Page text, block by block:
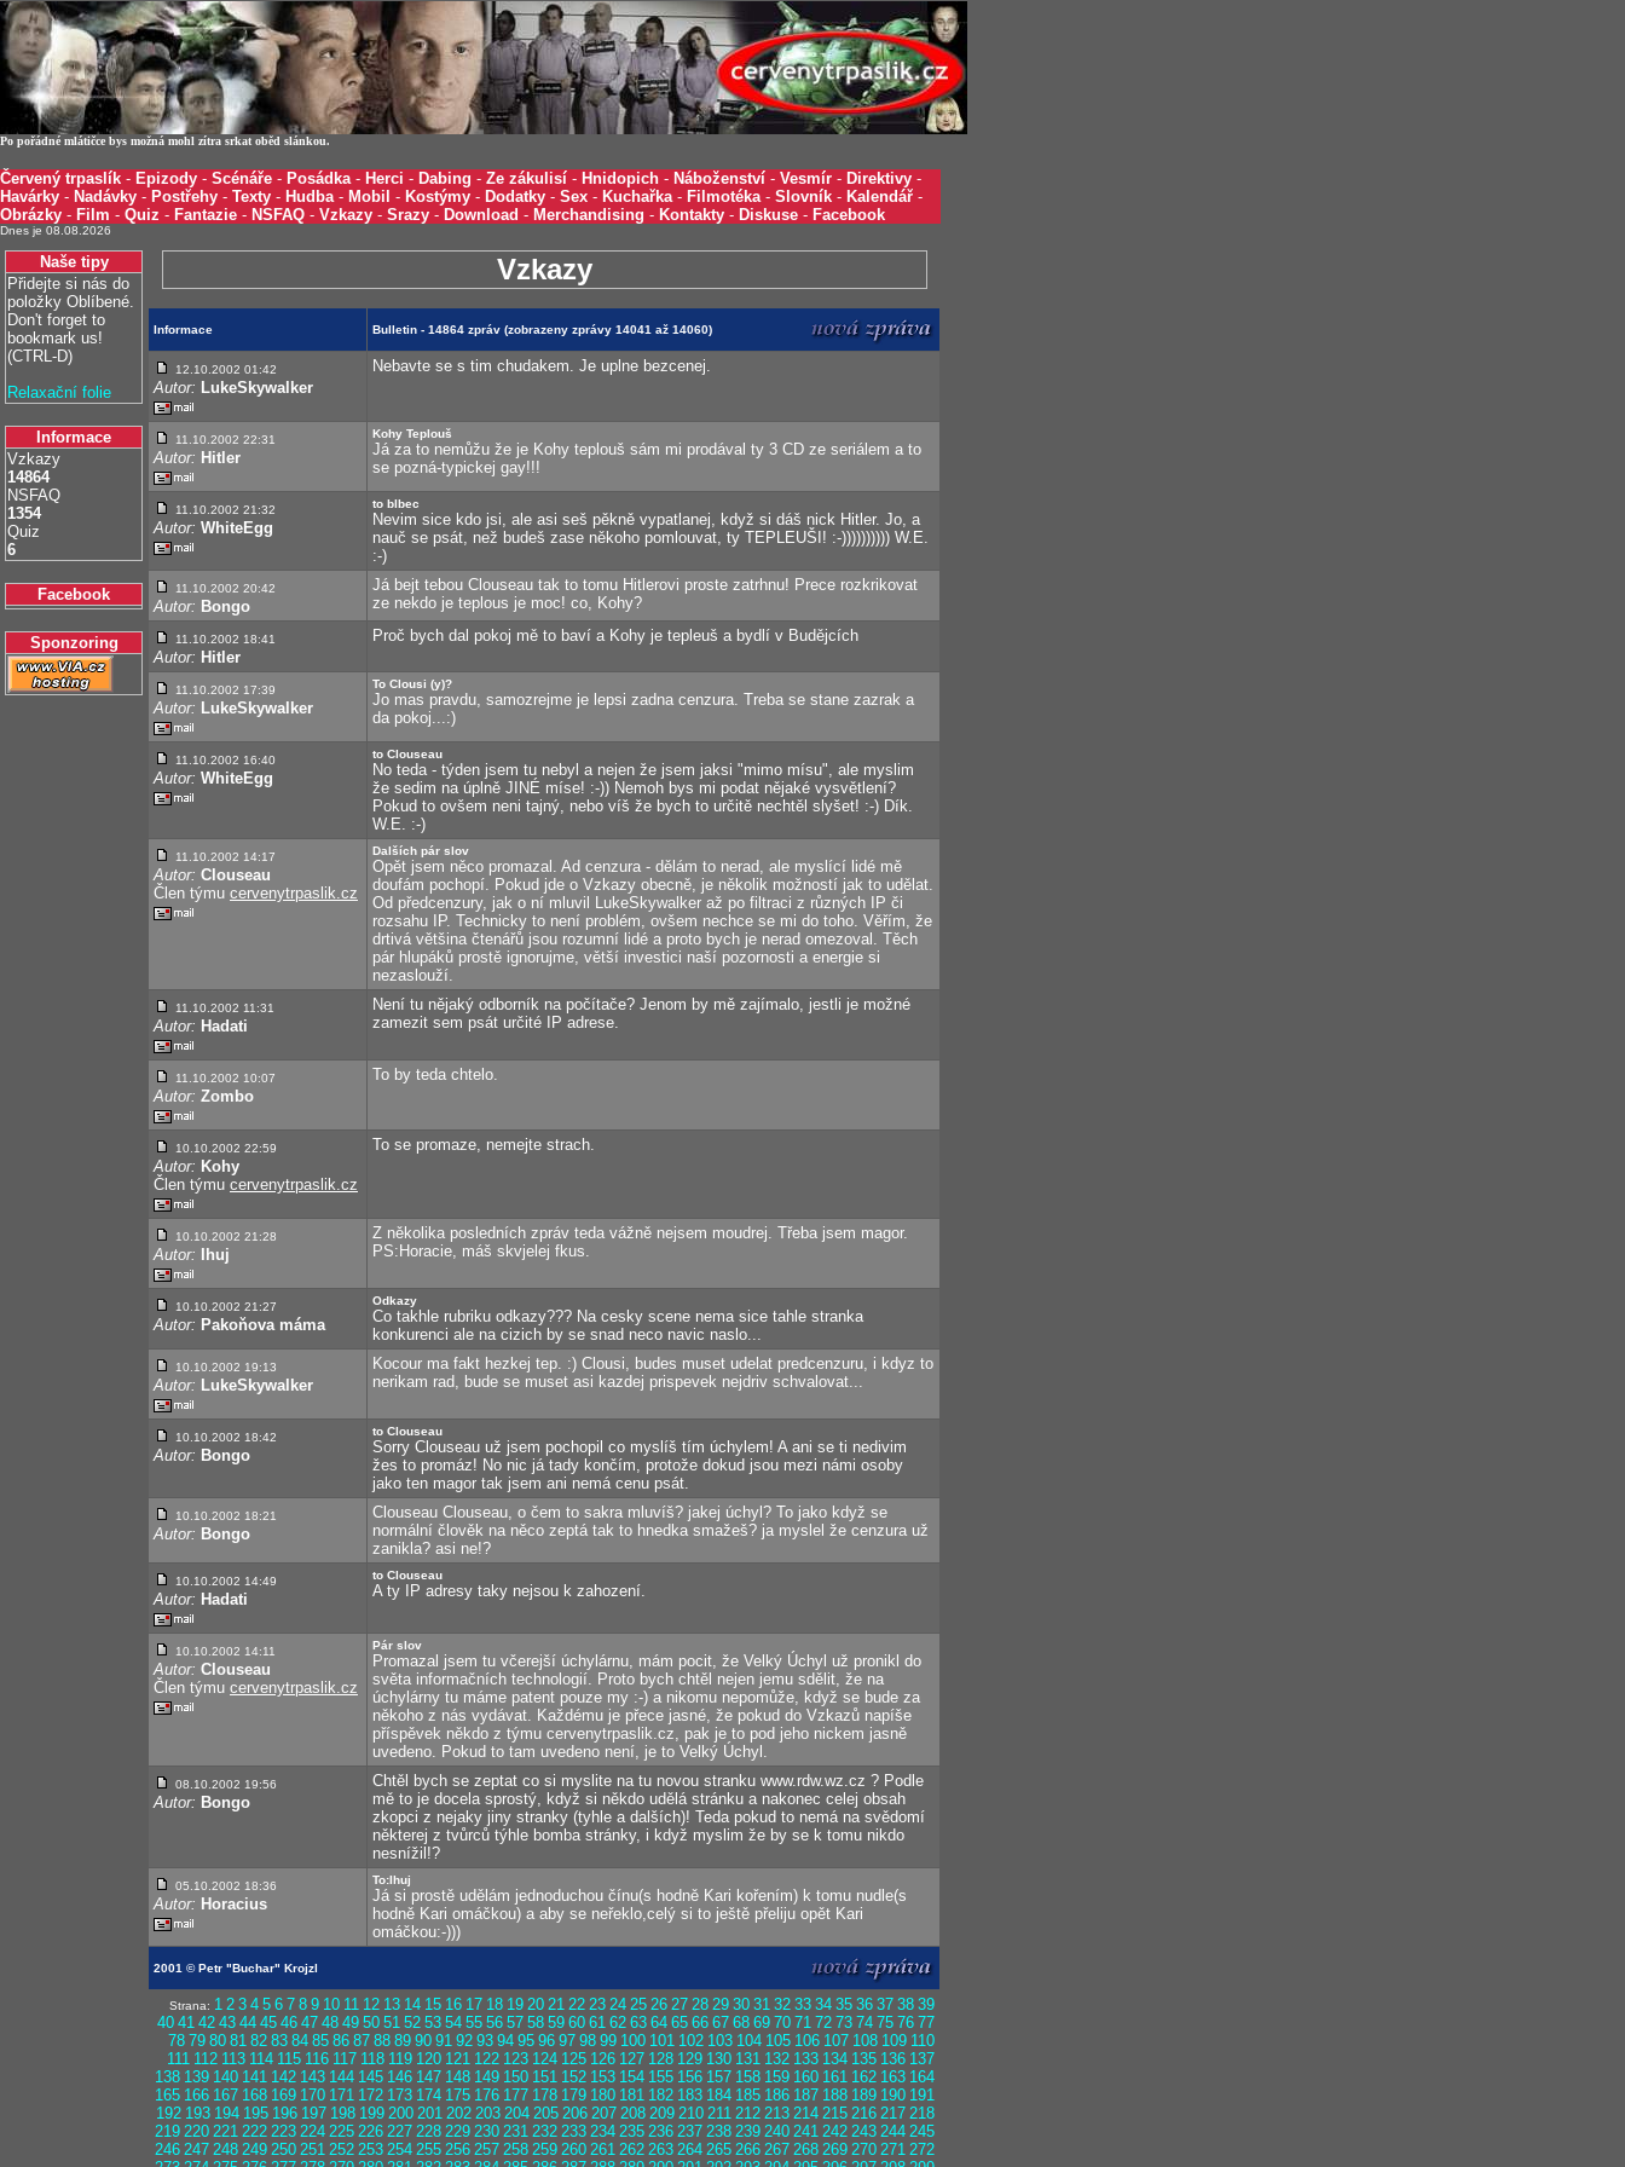
Po pořádné mlátičce bys možná mohl zítra srkat oběd slánkou.
Červený trpaslík - Epizody - Scénáře - Posádka- Herci - Dabing - Ze zákulisí - Hnidopich - Náboženství - Vesmír - Direktivy -
Havárky - Nadávky - Postřehy - Texty - Hudba- Mobil - Kostýmy - Dodatky - Sex - Kuchařka- Filmotéka- Slovník - Kalendář -
Obrázky - Film - Quiz - Fantazie - NSFAQ - Vzkazy - Srazy - Download - Merchandising - Kontakty - Diskuse - Facebook
Dnes je 08.08.2026
Naše tipy
Přidejte si nás do
položky Oblíbené.
Don't forget to
bookmark us!
(CTRL-D)
Relaxační folie
Informace
Vzkazy
14864
NSFAQ
1354
Quiz
6
Facebook
Sponzoring
Vzkazy
Informace Bulletin - 14864 zpráv (zobrazeny zprávy 14041 až 14060)
12.10.2002 01:42
Autor: LukeSkywalker
Nebavte se s tim chudakem. Je uplne bezcenej.
11.10.2002 22:31
Autor: Hitler
Kohy Teplouš
Já za to nemůžu že je Kohy teplouš sám mi prodával ty 3 CD ze seriálem a to
se pozná-typickej gay!!!
11.10.2002 21:32
Autor: WhiteEgg
to blbec
Nevim sice kdo jsi, ale asi seš pěkně vypatlanej, když si dáš nick Hitler. Jo, a
nauč se psát, než budeš zase někoho pomlouvat, ty TEPLEUŠI! :-)))))))))) W.E.
:-)
11.10.2002 20:42
Autor: Bongo
Já bejt tebou Clouseau tak to tomu Hitlerovi proste zatrhnu! Prece rozkrikovat
ze nekdo je teplous je moc! co, Kohy?
11.10.2002 18:41
Autor: Hitler
Proč bych dal pokoj mě to baví a Kohy je tepleuš a bydlí v Budějcích
11.10.2002 17:39
Autor: LukeSkywalker
To Clousi (y)?
Jo mas pravdu, samozrejme je lepsi zadna cenzura. Treba se stane zazrak a
da pokoj...:)
11.10.2002 16:40
Autor: WhiteEgg
to Clouseau
No teda - týden jsem tu nebyl a nejen že jsem jaksi "mimo mísu", ale myslim
že sedim na úplně JINÉ míse! :-)) Nemoh bys mi podat nějaké vysvětlení?
Pokud to ovšem neni tajný, nebo víš že bych to určitě nechtěl slyšet! :-) Dík.
W.E. :-)
11.10.2002 14:17
Autor: Clouseau
Člen týmu cervenytrpaslik.cz
Dalších pár slov
Opět jsem něco promazal. Ad cenzura - dělám to nerad, ale myslící lidé mě
doufám pochopí. Pokud jde o Vzkazy obecně, je několik možností jak to udělat.
Od předcenzury, jak o ní mluvil LukeSkywalker až po filtraci z různých IP či
rozsahu IP. Technicky to není problém, ovšem nechce se mi do toho. Věřím, že
drtivá většina čtenářů jsou rozumní lidé a proto bych je nerad omezoval. Těch
pár hlupáků prostě ignorujme, větší investici naší pozornosti a energie si
nezaslouží.
11.10.2002 11:31
Autor: Hadati
Není tu nějaký odborník na počítače? Jenom by mě zajímalo, jestli je možné
zamezit sem psát určité IP adrese.
11.10.2002 10:07
Autor: Zombo
To by teda chtelo.
10.10.2002 22:59
Autor: Kohy
Člen týmu cervenytrpaslik.cz
To se promaze, nemejte strach.
10.10.2002 21:28
Autor: Ihuj
Z několika posledních zpráv teda vážně nejsem moudrej. Třeba jsem magor.
PS:Horacie, máš skvjelej fkus.
10.10.2002 21:27
Autor: Pakoňova máma
Odkazy
Co takhle rubriku odkazy??? Na cesky scene nema sice tahle stranka
konkurenci ale na cizich by se snad neco navic naslo...
10.10.2002 19:13
Autor: LukeSkywalker
Kocour ma fakt hezkej tep. :) Clousi, budes muset udelat predcenzuru, i kdyz to
nerikam rad, bude se muset asi kazdej prispevek nejdriv schvalovat...
10.10.2002 18:42
Autor: Bongo
to Clouseau
Sorry Clouseau už jsem pochopil co myslíš tím úchylem! A ani se ti nedivim
žes to promáz! No nic já tady končím, protože dokud jsou mezi námi osoby
jako ten magor tak jsem ani nemá cenu psát.
10.10.2002 18:21
Autor: Bongo
Clouseau Clouseau, o čem to sakra mluvíš? jakej úchyl? To jako když se
normální člověk na něco zeptá tak to hnedka smažeš? ja myslel že cenzura už
zanikla? asi ne!?
10.10.2002 14:49
Autor: Hadati
to Clouseau
A ty IP adresy taky nejsou k zahození.
10.10.2002 14:11
Autor: Clouseau
Člen týmu cervenytrpaslik.cz
Pár slov
Promazal jsem tu včerejší úchylárnu, mám pocit, že Velký Úchyl už pronikl do
světa informačních technologií. Proto bych chtěl nejen jemu sdělit, že na
úchylárny tu máme patent pouze my :-) a nikomu nepomůže, když se bude za
někoho z nás vydávat. Každému je přece jasné, že pokud do Vzkazů napíše
příspěvek někdo z týmu cervenytrpaslik.cz, pak je to pod jeho nickem jasně
uvedeno. Pokud to tam uvedeno není, je to Velký Úchyl.
08.10.2002 19:56
Autor: Bongo
Chtěl bych se zeptat co si myslite na tu novou stranku www.rdw.wz.cz ? Podle
mě to je docela sprostý, když si někdo udělá stránku a nakonec celej obsah
zkopci z nejaky jiny stranky (tyhle a dalších)! Teda pokud to nemá na svědomí
některej z tvůrců týhle bomba stránky, i když myslim že by se k tomu nikdo
nesnížil!?
05.10.2002 18:36
Autor: Horacius
To:Ihuj
Já si prostě udělám jednoduchou čínu(s hodně Kari kořením) k tomu nudle(s
hodně Kari omáčkou) a aby se neřeklo,celý si to ještě přeliju opět Kari
omáčkou:-)))
2001 © Petr "Buchar" Krojzl
Strana: 1 2 3 4 5 6 7 8 9 10 11 12 13 14 15 16 17 18 19 20 21 22 23 24 25 26 27 28 29 30 31 32 33 34 35 36 37 38 39
40 41 42 43 44 45 46 47 48 49 50 51 52 53 54 55 56 57 58 59 60 61 62 63 64 65 66 67 68 69 70 71 72 73 74 75 76 77
78 79 80 81 82 83 84 85 86 87 88 89 90 91 92 93 94 95 96 97 98 99 100 101 102 103 104 105 106 107 108 109 110
111 112 113 114 115 116 117 118 119 120 121 122 123 124 125 126 127 128 129 130 131 132 133 134 135 136 137
138 139 140 141 142 143 144 145 146 147 148 149 150 151 152 153 154 155 156 157 158 159 160 161 162 163 164
165 166 167 168 169 170 171 172 173 174 175 176 177 178 179 180 181 182 183 184 185 186 187 188 189 190 191
192 193 194 195 196 197 198 199 200 201 202 203 204 205 206 207 208 209 210 211 212 213 214 215 216 217 218
219 220 221 222 223 224 225 226 227 228 229 230 231 232 233 234 235 236 237 238 239 240 241 242 243 244 245
246 247 248 249 250 251 252 253 254 255 256 257 258 259 260 261 262 263 264 265 266 267 268 269 270 271 272